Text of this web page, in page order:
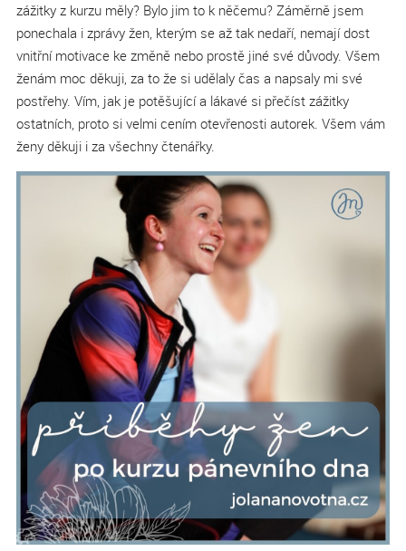
zážitky z kurzu měly? Bylo jim to k něčemu? Záměrně jsem
ponechala i zprávy žen, kterým se až tak nedaří, nemají dost
vnitřní motivace ke změně nebo prostě jiné své důvody. Všem
ženám moc děkuji, za to že si udělaly čas a napsaly mi své
postřehy. Vím, jak je potěšující a lákavé si přečíst zážitky
ostatních, proto si velmi cením otevřenosti autorek. Všem vám
ženy děkuji i za všechny čtenářky.